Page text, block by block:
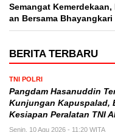
Semangat
an Bersama
BERITA TERBARU
TNI POLRI
Pangdam Hasanuddin
Kunjungan Kapuspalad,
Kesiapan Peralatan TNI
Senin, 10 Agu 2026 - 11:20 WITA